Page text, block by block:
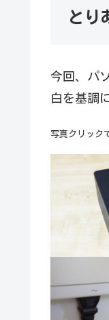
とり
今回、パ
白を基調
写真クリック